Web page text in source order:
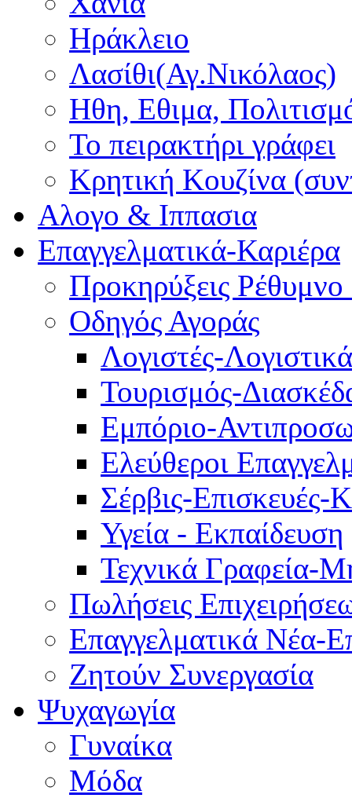
Ηράκλειο
Λασίθι(Αγ.Νικόλαος)
Ηθη, Εθιμα,
Το πειρακτήρι γράφει
Κρητική Κουζίνα
Αλογο & Ιππασια
Επαγγελματικά-Καριέρα
Προκηρύξεις
Οδηγός Αγοράς
Λογιστές-
Τουρισμός-
Εμπόριο-
Ελεύθεροι
Σέρβις-Επισκευές-
Υγεία - Εκπαίδευση
Τεχνικά Γραφεία-
Πωλήσεις
Επαγγελματικά Νέα-
Ζητούν Συνεργασία
Ψυχαγωγία
Γυναίκα
Μόδα